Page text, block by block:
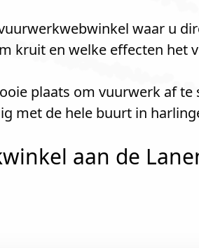
waar u
kruit en welke effecten het
plaats om vuurwerk af
met de hele buurt in
aan de